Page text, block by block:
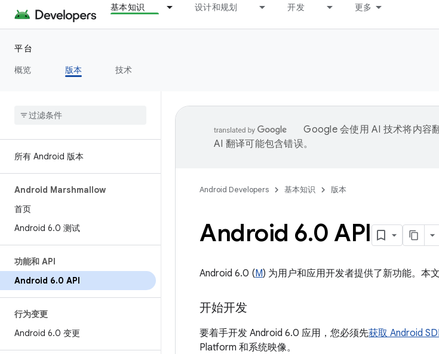
基本知识 设计和规划 开发 更多
平台
概览
版本 技术
所有 Android 版本
Android Marshmallow
首页
Android 6.0 测试
功能和 API
Android 6.0 API
行为变更
Android 6.0 变更
Google 会使用 AI 技术将内容
AI 翻译可能包含错误。
Android Developers 基本知识 版本
Android 6.0 API
Android 6.0 (M) 为用户和应用开发者提供了新功能。本
开始开发
要着手开发 Android 6.0 应用，您必须先获取 Android
Platform 和系统映像。